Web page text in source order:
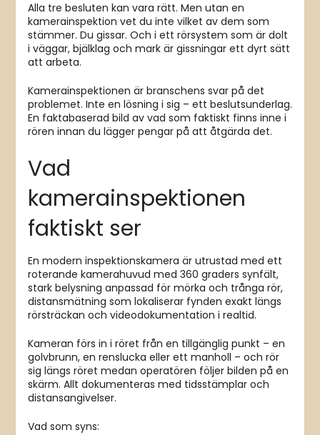
Alla tre besluten kan vara rätt. Men utan en
kamerainspektion vet du inte vilket av dem som
stämmer. Du gissar. Och i ett rörsystem som är dolt
i väggar, bjälklag och mark är gissningar ett dyrt sätt
att arbeta.
Kamerainspektionen är branschens svar på det
problemet. Inte en lösning i sig – ett beslutsunderlag.
En faktabaserad bild av vad som faktiskt finns inne i
rören innan du lägger pengar på att åtgärda det.
Vad
kamerainspektionen
faktiskt ser
En modern inspektionskamera är utrustad med ett
roterande kamerahuvud med 360 graders synfält,
stark belysning anpassad för mörka och trånga rör,
distansmätning som lokaliserar fynden exakt längs
rörsträckan och videodokumentation i realtid.
Kameran förs in i röret från en tillgänglig punkt – en
golvbrunn, en renslucka eller ett manholl – och rör
sig längs röret medan operatören följer bilden på en
skärm. Allt dokumenteras med tidsstämplar och
distansangivelser.
Vad som syns: